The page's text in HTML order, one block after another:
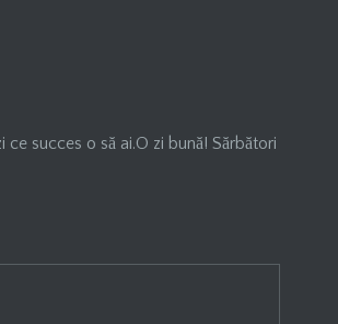
succes o să ai.O zi bună! Sărbători